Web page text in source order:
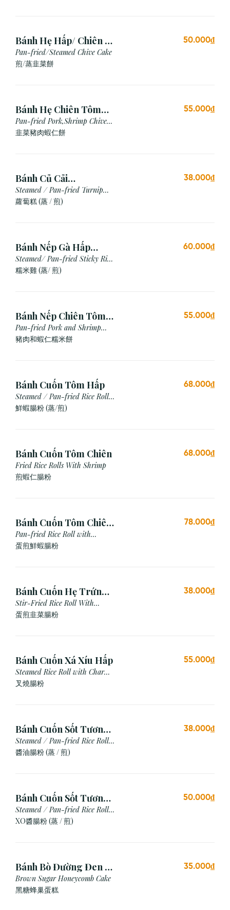
Bánh Hẹ Hấp/ Chiên (3
Cái)
Pan-fried/Steamed Chive Cake
煎/蒸韭菜餅
50.000₫
Bánh Hẹ Chiên Tôm
Thịt
Pan-fried Pork,Shrimp Chive
Cake
韭菜豬肉蝦仁餅
55.000₫
Bánh Củ Cải
Hấp/Chiên (3 viên)
Steamed / Pan-fried Turnip
Cake
蘿蔔糕 (蒸 / 煎)
38.000₫
Bánh Nếp Gà Hấp
/Chiên (2 cái)
Steamed/ Pan-fried Sticky Rice
Chicken
糯米雞 (蒸/ 煎)
60.000₫
Bánh Nếp Chiên Tôm
Thịt (3 Cái)
Pan-fried Pork and Shrimp
Glutinous Rice Cake
豬肉和蝦仁糯米餅
55.000₫
Bánh Cuốn Tôm Hấp
Steamed / Pan-fried Rice Roll
with Shrimp
鮮蝦腸粉 (蒸/煎)
68.000₫
Bánh Cuốn Tôm Chiên
Fried Rice Rolls With Shrimp
煎蝦仁腸粉
68.000₫
Bánh Cuốn Tôm Chiên
Trứng
Pan-fried Rice Roll with
Shrimp & Egg
蛋煎鮮蝦腸粉
78.000₫
Bánh Cuốn Hẹ Trứng
Xào
Stir-Fried Rice Roll With
Chives & Egg
蛋煎⾲菜腸粉
38.000₫
Bánh Cuốn Xá Xíu Hấp
Steamed Rice Roll with Char
Siu
叉燒腸粉
55.000₫
Bánh Cuốn Sốt Tương
Xì Dầu (Hấp/Chiên)
Steamed / Pan-fried Rice Roll
with Soy Sauce
醬油腸粉 (蒸 / 煎)
38.000₫
Bánh Cuốn Sốt Tương
Xo (Hấp/Chiên)
Steamed / Pan-fried Rice Roll
with XO Sauce
XO醬腸粉 (蒸 / 煎)
50.000₫
Bánh Bò Đường Đen (1
Cái)
Brown Sugar Honeycomb Cake
黑糖蜂巢蛋糕
35.000₫